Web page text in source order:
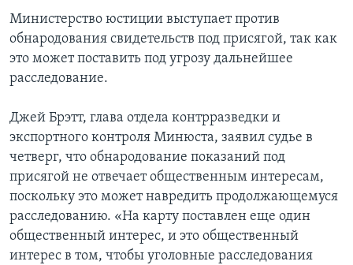
Министерство юстиции выступает против
обнародования свидетельств под присягой, так как
это может поставить под угрозу дальнейшее
расследование.
Джей Брэтт, глава отдела контрразведки и
экспортного контроля Минюста, заявил судье в
четверг, что обнародование показаний под
присягой не отвечает общественным интересам,
поскольку это может навредить продолжающемуся
расследованию. «На карту поставлен еще один
общественный интерес, и это общественный
интерес в том, чтобы уголовные расследования